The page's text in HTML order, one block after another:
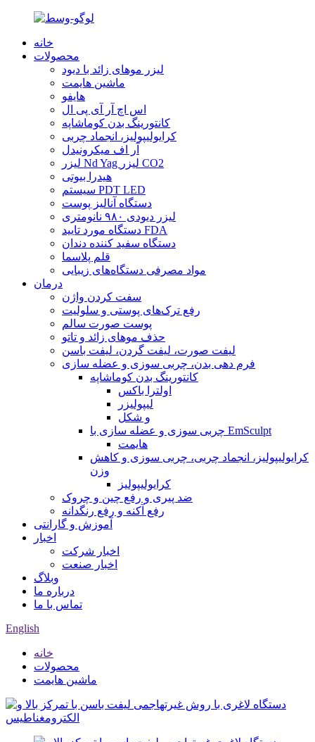
خانه
محصولات
لیزر موهای زائد با دیود
ماشین هایمت
هایفو
اس اچ آر آی پی ال
کانتورینگ بدن کوماشاپه
کرایولیپولیز، انجماد چربی
آر اف میکرونیدل
لیزر Nd Yag لیزر CO2
هیدرا بیوتی
سیستم PDT LED
دستگاه آنالیز پوست
لیزر دیودی ۹۸۰ نانومتری
دستگاه مورد تایید FDA
دستگاه سفید کننده دندان
قلم پلاسما
مواد مصرفی دستگاه‌های زیبایی
درمان
سفت کردن واژن
رفع ترک‌های پوستی و سلولیت
پوست صورت سالم
حذف موهای زائد و تاتو
لیفت صورت، لیفت گردن، لیفت باسن
فرم دهی بدن، چربی سوزی و عضله سازی
کانتورینگ بدن کوماشاپه
اولترا باکس
لیپولیزر
و شکل
چربی سوزی و عضله سازی با EmSculpt
هایمت
کرایولیپولیز، انجماد چربی، چربی سوزی و کاهش
وزن
کرایولیپولیز
ضد پیری و رفع چین و چروک
رفع آکنه و رفع رنگدانه
آموزش و گارانتی
اخبار
اخبار شرکت
اخبار صنعت
وبلاگ
درباره ما
تماس با ما
English
خانه
محصولات
ماشین هایمت